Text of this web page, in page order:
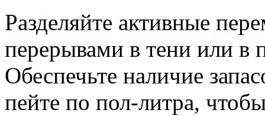
Разделяйте активные
перерывами в тени или
Обеспечьте наличие
пейте по пол-литра,